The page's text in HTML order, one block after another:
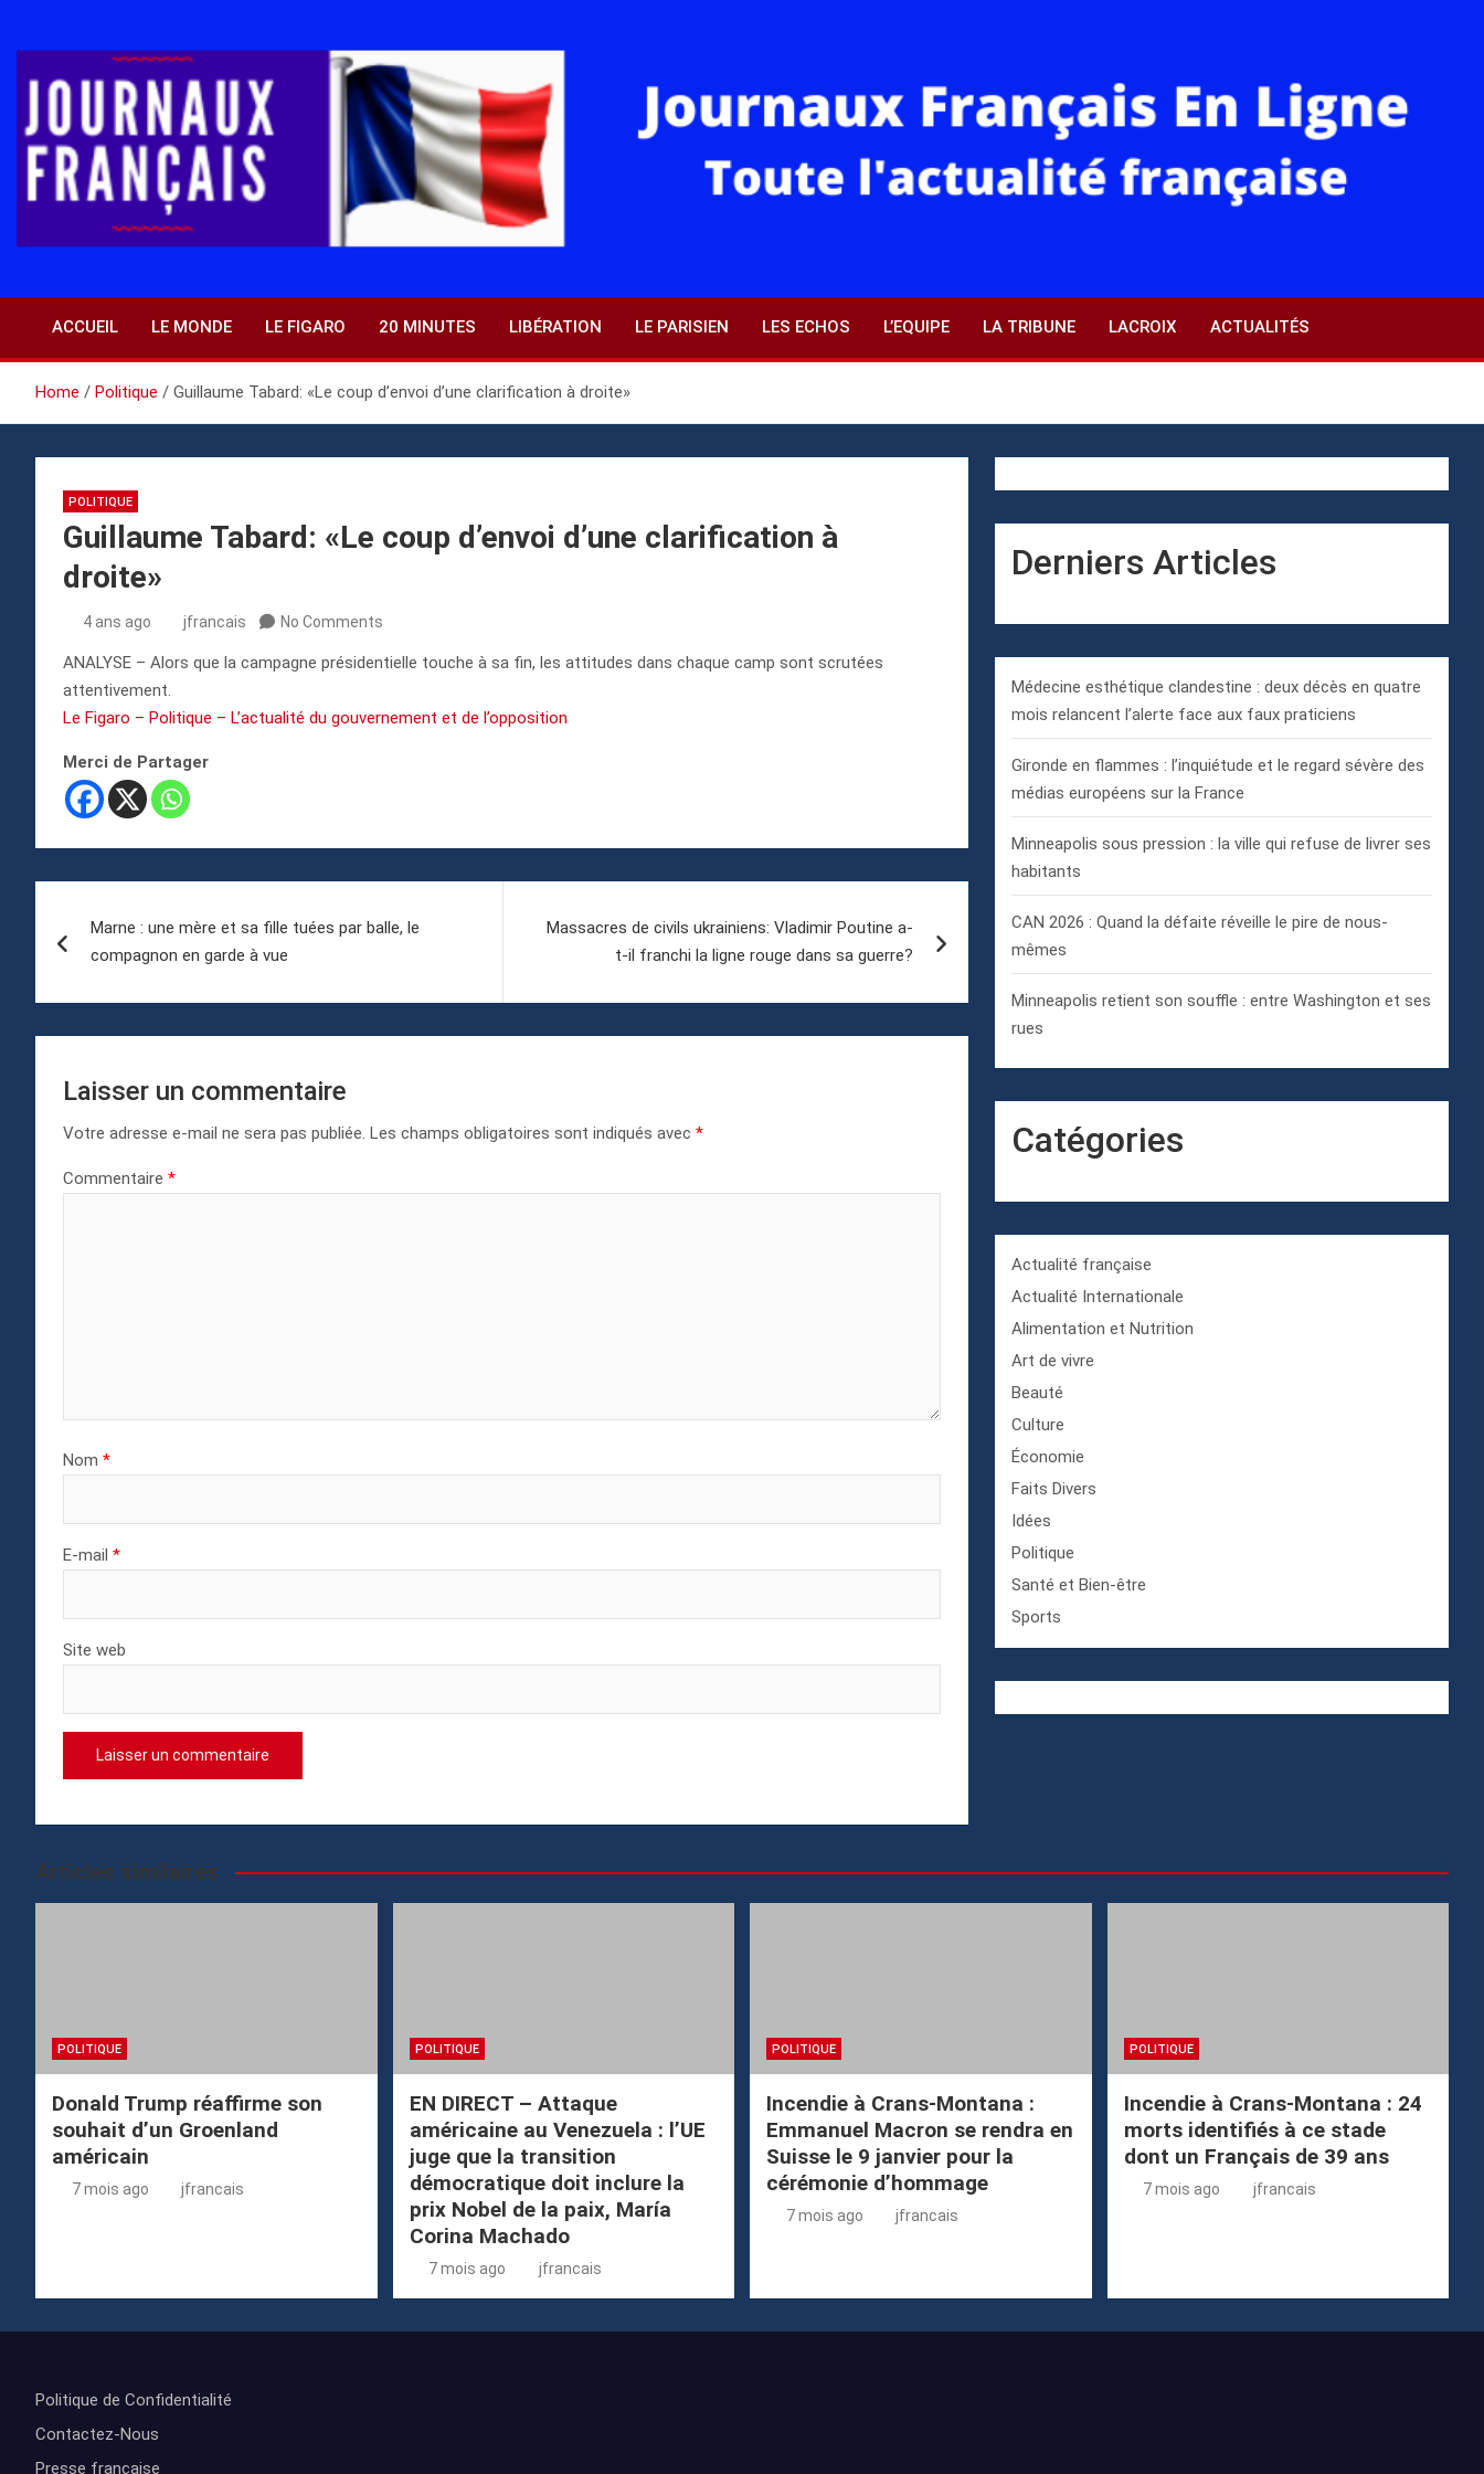
ACCUEIL LE MONDE LE FIGARO 20 MINUTES LIBÉRATION LE PARISIEN LES ECHOS L’EQUIPE LA TRIBUNE LACROIX ACTUALITÉS
Home Politique Guillaume Tabard: «Le coup d’envoi d’une clarification à droite»
POLITIQUE
Guillaume Tabard: «Le coup d’envoi d’une clarification à
droite»
4 ans ago jfrancais No Comments
ANALYSE – Alors que la campagne présidentielle touche à sa fin, les attitudes dans chaque camp sont scrutées
attentivement.
Le Figaro – Politique – L’actualité du gouvernement et de l’opposition
Merci de Partager
de
l’article
Marne : une mère et sa fille tuées par balle, le
compagnon en garde à vue
Massacres de civils ukrainiens: Vladimir Poutine a-
t-il franchi la ligne rouge dans sa guerre?
Laisser un commentaire
Votre adresse e-mail ne sera pas publiée. Les champs obligatoires sont indiqués avec *
Commentaire *
Nom *
E-mail *
Site web
Derniers Articles
Médecine esthétique clandestine : deux décès en quatre
mois relancent l’alerte face aux faux praticiens
Gironde en flammes : l’inquiétude et le regard sévère des
médias européens sur la France
Minneapolis sous pression : la ville qui refuse de livrer ses
habitants
CAN 2026 : Quand la défaite réveille le pire de nous-
mêmes
Minneapolis retient son souffle : entre Washington et ses
rues
Catégories
Actualité française
Actualité Internationale
Alimentation et Nutrition
Art de vivre
Beauté
Culture
Économie
Faits Divers
Idées
Politique
Santé et Bien-être
Sports
Articles similaires
POLITIQUE
Donald Trump réaffirme son
souhait d’un Groenland
américain
7 mois ago jfrancais
POLITIQUE
EN DIRECT – Attaque
américaine au Venezuela : l’UE
juge que la transition
démocratique doit inclure la
prix Nobel de la paix, María
Corina Machado
7 mois ago jfrancais
POLITIQUE
Incendie à Crans-Montana :
Emmanuel Macron se rendra en
Suisse le 9 janvier pour la
cérémonie d’hommage
7 mois ago jfrancais
POLITIQUE
Incendie à Crans-Montana : 24
morts identifiés à ce stade
dont un Français de 39 ans
7 mois ago jfrancais
Politique de Confidentialité
Contactez-Nous
Presse française